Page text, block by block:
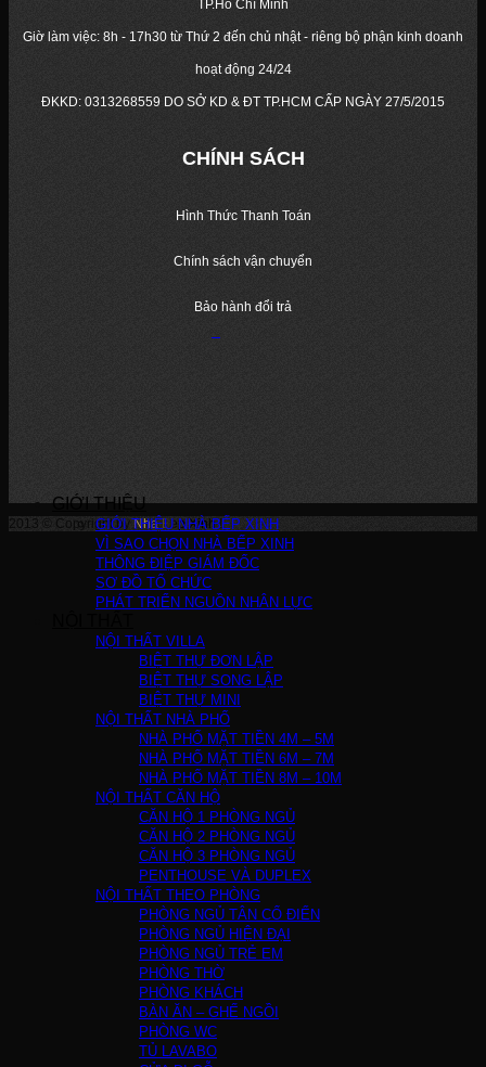
TP.Hồ Chí Minh
Giờ làm việc: 8h - 17h30 từ Thứ 2 đến chủ nhật - riêng bộ phận kinh doanh
hoạt động 24/24
ĐKKD: 0313268559 DO SỞ KD & ĐT TP.HCM CẤP NGÀY 27/5/2015
CHÍNH SÁCH
Hình Thức Thanh Toán
Chính sách vận chuyển
Bảo hành đổi trả
2013 © Copyright byNha Bep Xinh!
GIỚI THIỆU
GIỚI THIỆU NHÀ BẾP XINH
VÌ SAO CHỌN NHÀ BẾP XINH
THÔNG ĐIỆP GIÁM ĐỐC
SƠ ĐỒ TỔ CHỨC
PHÁT TRIỂN NGUỒN NHÂN LỰC
NỘI THẤT VILLA
BIỆT THỰ ĐƠN LẬP
BIỆT THỰ SONG LẬP
BIỆT THỰ MINI
NỘI THẤT NHÀ PHỐ
NHÀ PHỐ MẶT TIỀN 4M – 5M
NHÀ PHỐ MẶT TIỀN 6M – 7M
NHÀ PHỐ MẶT TIỀN 8M – 10M
NỘI THẤT CĂN HỘ
CĂN HỘ 1 PHÒNG NGỦ
CĂN HỘ 2 PHÒNG NGỦ
CĂN HỘ 3 PHÒNG NGỦ
PENTHOUSE VÀ DUPLEX
NỘI THẤT THEO PHÒNG
PHÒNG NGỦ TÂN CỔ ĐIỂN
PHÒNG NGỦ HIỆN ĐẠI
PHÒNG NGỦ TRẺ EM
PHÒNG THỜ
PHÒNG KHÁCH
BÀN ĂN – GHẾ NGỒI
PHÒNG WC
TỦ LAVABO